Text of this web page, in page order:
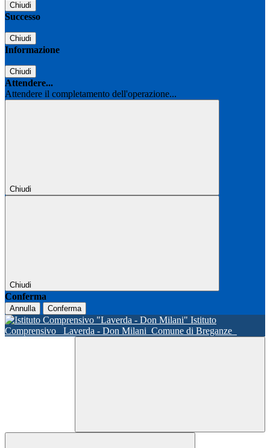
Chiudi
Successo
Chiudi
Informazione
Chiudi
Attendere...
Attendere il completamento dell'operazione...
Chiudi
Chiudi
Conferma
Annulla Conferma
Istituto
Comprensivo
Laverda - Don Milani Comune di Breganze